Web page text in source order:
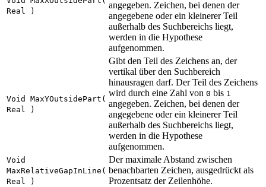
Real )
angegeben. Zeichen, bei denen der
angegebene oder ein kleinerer Teil
außerhalb des Suchbereichs liegt,
werden in die Hypothese
aufgenommen.
Void MaxYOutsidePart(
Real )
Gibt den Teil des Zeichens an, der
vertikal über den Suchbereich
hinausragen darf. Der Teil des Zeichens
wird durch eine Zahl von 0 bis 1
angegeben. Zeichen, bei denen der
angegebene oder ein kleinerer Teil
außerhalb des Suchbereichs liegt,
werden in die Hypothese
aufgenommen.
Void
MaxRelativeGapInLine(
Real )
Der maximale Abstand zwischen
benachbarten Zeichen, ausgedrückt als
Prozentsatz der Zeilenhöhe.